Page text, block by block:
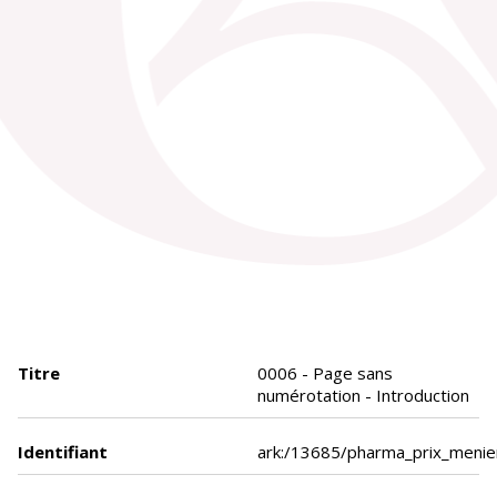
Titre
0006 - Page sans
numérotation - Introduction
Identifiant ark:/13685/